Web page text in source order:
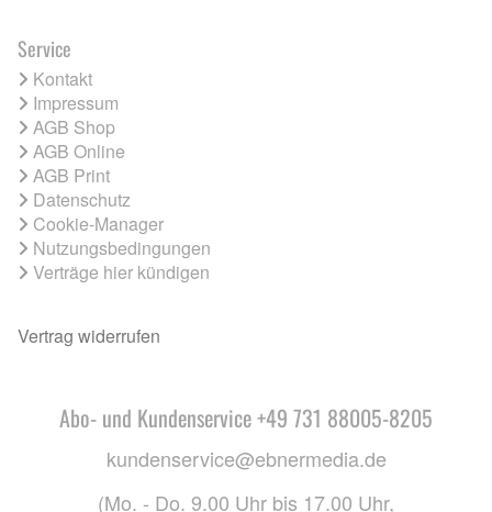
Service
Kontakt
Impressum
AGB Shop
AGB Online
AGB Print
Datenschutz
Cookie-Manager
Nutzungsbedingungen
Verträge hier kündigen
Vertrag widerrufen
Abo- und Kundenservice +49 731 88005-8205
kundenservice@ebnermedia.de
(Mo. - Do. 9.00 Uhr bis 17.00 Uhr,